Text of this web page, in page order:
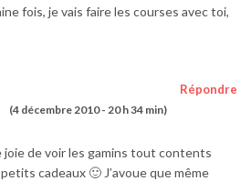
fois, je vais faire les courses avec toi,
(4 décembre 2010 - 20 h 34 min)
Répondre
joie de voir les gamins tout contents
cadeaux 🙂 J’avoue que même